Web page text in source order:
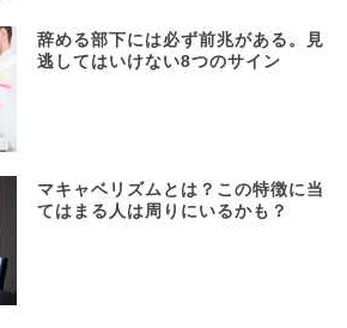
辞める部下には必ず前兆がある。見
逃してはいけない8つのサイン
マキャベリズムとは？この特徴に当
てはまる人は周りにいるかも？